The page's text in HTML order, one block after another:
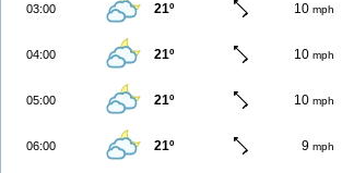
03:00 21º 10 mph
04:00 21º 10 mph
05:00 21º 10 mph
06:00 21º 9 mph